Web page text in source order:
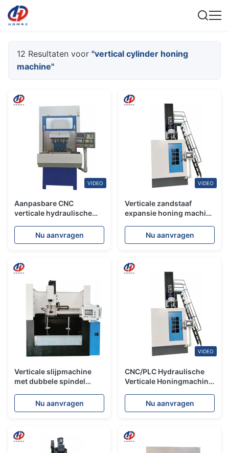
12 Resultaten voor "vertical cylinder honing
machine"
VIDEO
Aanpasbare CNC
verticale hydraulische
HDHJ3545 Multi Station
slijpmachine
Nu aanvragen
VIDEO
Verticale zandstaaf
expansie honing machine
diameter Travel Verticale
honing machine
Nu aanvragen
Verticale slijpmachine
met dubbele spindel
slijpdiepte 300 mm
Verticale zandstaaf
Nu aanvragen
VIDEO
CNC/PLC Hydraulische
Verticale Honingmachine
Slijpexpansie
Honingmachine
Nu aanvragen